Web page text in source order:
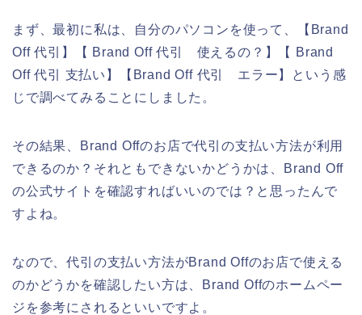
まず、最初に私は、自分のパソコンを使って、【Brand
Off 代引】【 Brand Off 代引 使えるの？】【 Brand
Off 代引 支払い】【Brand Off 代引 エラー】という感
じで調べてみることにしました。
その結果、Brand Offのお店で代引の支払い方法が利用
できるのか？それともできないかどうかは、Brand Off
の公式サイトを確認すればいいのでは？と思ったんで
すよね。
なので、代引の支払い方法がBrand Offのお店で使える
のかどうかを確認したい方は、Brand Offのホームペー
ジを参考にされるといいですよ。